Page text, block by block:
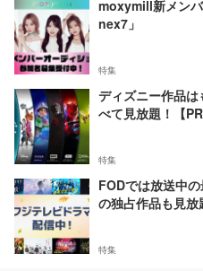
moxymill新メン
nex7」
特集
ディズニー作品
べて見放題！【PR
特集
FODでは放送中
の独占作品も見放
特集